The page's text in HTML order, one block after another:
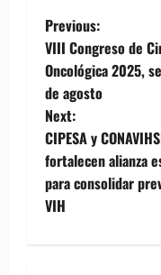
P
o
s
t
n
a
Previous:
VIII Congreso de
Oncológica 2025,
de agosto
Next:
CIPESA y
fortalecen alianza
para consolidar
VIH